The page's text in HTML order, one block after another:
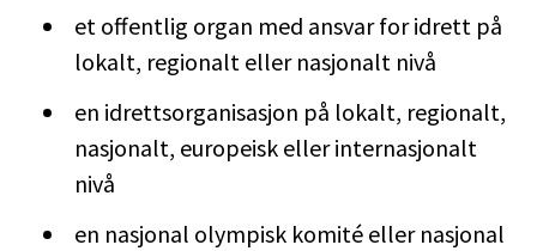
et offentlig organ med ansvar for idrett på
lokalt, regionalt eller nasjonalt nivå
en idrettsorganisasjon på lokalt, regionalt,
nasjonalt, europeisk eller internasjonalt
nivå
en nasjonal olympisk komité eller nasjonal